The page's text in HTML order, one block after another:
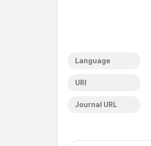
Language
URI
Journal URL